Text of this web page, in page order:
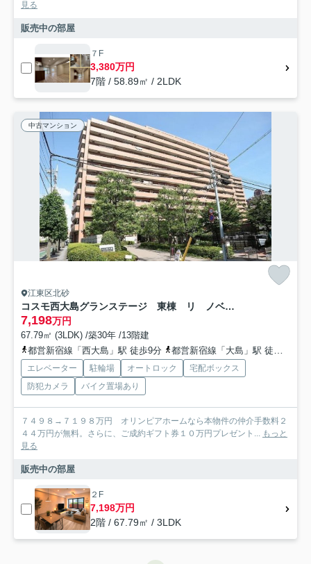
見る
販売中の部屋
７F
3,380万円
7階 / 58.89㎡ / 2LDK
中古マンション
江東区北砂
コスモ西大島グランステージ 東棟 リ ノベーション済
7,198万円
67.79㎡ (3LDK) /築30年 /13階建
都営新宿線「西大島」駅 徒歩9分
都営新宿線「大島」駅 徒歩16分
エレベーター 駐輪場 オートロック
宅配ボックス
防犯カメラ
バイク置場あり
７４９８→７１９８万円 オリンピアホームなら本物件の仲介手数料２
４４万円が無料。さらに、ご成約ギフト券１０万円プレゼント... もっと
見る
販売中の部屋
２F
7,198万円
2階 / 67.79㎡ / 3LDK